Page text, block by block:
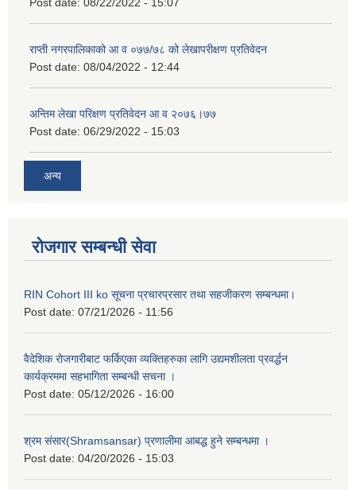
राप्ती नगरपालिकाको आ व ०७७/७८ को लेखापरीक्षण प्रतिवेदन
Post date: 08/04/2022 - 12:44
अन्तिम लेखा परिक्षण प्रतिवेदन आ व २०७६।७७
Post date: 06/29/2022 - 15:03
अन्य
रोजगार सम्बन्धी सेवा
RIN Cohort III ko सूचना प्रचारप्रसार तथा सहजीकरण सम्बन्धमा।
Post date: 07/21/2026 - 11:56
वैदेशिक रोजगारीबाट फर्किएका व्यक्तिहरुका लागि उद्यमशीलता प्रवर्द्धन
कार्यक्रममा सहभागिता सम्बन्धी सचना ।
Post date: 05/12/2026 - 16:00
श्रम संसार(Shramsansar) प्रणालीमा आबद्ध हुने सम्बन्धमा ।
Post date: 04/20/2026 - 15:03